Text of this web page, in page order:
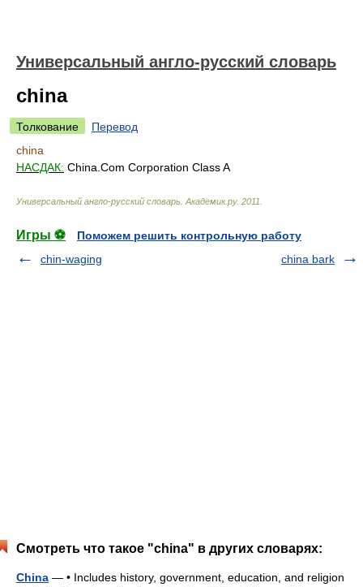
Универсальный англо-русский словарь
china
Толкование
Перевод
china
НАСДАК: China.Com Corporation Class A
Универсальный англо-русский словарь Академик.ру. 2011
Игры ⚽
Поможем решить контрольную работу
chin-waging
china bark
Смотреть что такое "china" в других словарях:
China — • Includes history, government, education, and religion